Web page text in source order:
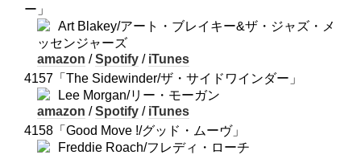
ー」
Art Blakey/アート・ブレイキー&ザ・ジャズ・メ
ッセンジャーズ
amazon /Spotify / iTunes
4157「The Sidewinder/ザ・サイドワインダー」
Lee Morgan/リー・モーガン
amazon /Spotify / iTunes
4158「Good Move !/グッド・ムーヴ」
Freddie Roach/フレディ・ローチ